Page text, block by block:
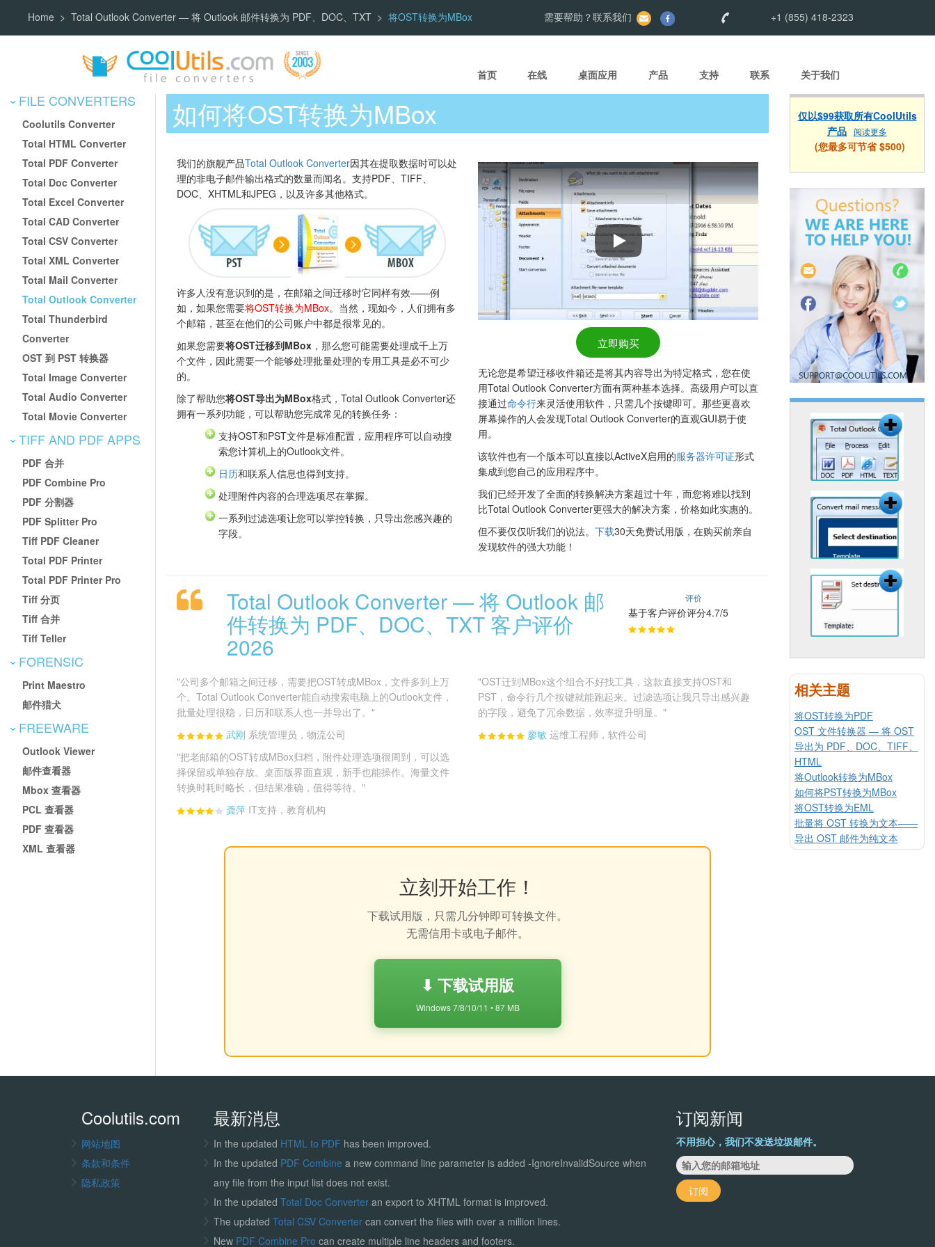
Home Total Outlook Converter — 将 Outlook 邮件转换为 PDF、DOC、TXT 将OST转换为MBox 需要帮助？联系我们 +1 (855) 418-2323
首页 在线 桌面应用 产品 支持 联系 关于我们
FILE CONVERTERS
Coolutils Converter
Total HTML Converter
Total PDF Converter
Total Doc Converter
Total Excel Converter
Total CAD Converter
Total CSV Converter
Total XML Converter
Total Mail Converter
Total Outlook Converter
Total Thunderbird
Converter
OST 到 PST 转换器
Total Image Converter
Total Audio Converter
Total Movie Converter
TIFF AND PDF APPS
PDF 合并
PDF Combine Pro
PDF 分割器
PDF Splitter Pro
Tiff PDF Cleaner
Total PDF Printer
Total PDF Printer Pro
Tiff 分页
Tiff 合并
Tiff Teller
FORENSIC
Print Maestro
邮件猎犬
FREEWARE
Outlook Viewer
邮件查看器
Mbox 查看器
PCL 查看器
PDF 查看器
XML 查看器
如何将OST转换为MBox
我们的旗舰产品Total Outlook Converter因其在提取数据时可以处
理的非电子邮件输出格式的数量而闻名。支持PDF、TIFF、
DOC、XHTML和JPEG，以及许多其他格式。
许多人没有意识到的是，在邮箱之间迁移时它同样有效——例
如，如果您需要将OST转换为MBox。当然，现如今，人们拥有多
个邮箱，甚至在他们的公司账户中都是很常见的。
如果您需要将OST迁移到MBox ，那么您可能需要处理成千上万
个文件，因此需要一个能够处理批量处理的专用工具是必不可少
的。
除了帮助您将OST导出为MBox格式，Total Outlook Converter还
拥有一系列功能，可以帮助您完成常见的转换任务：
支持OST和PST文件是标准配置，应用程序可以自动搜
索您计算机上的Outlook文件。
日历和联系人信息也得到支持。
处理附件内容的合理选项尽在掌握。
一系列过滤选项让您可以掌控转换，只导出您感兴趣的
字段。
如何使用Total Outlook Converter转换电子邮件
立即购买
无论您是希望迁移收件箱还是将其内容导出为特定格式，您在使
用Total Outlook Converter方面有两种基本选择。高级用户可以直
接通过命令行来灵活使用软件，只需几个按键即可。那些更喜欢
屏幕操作的人会发现Total Outlook Converter的直观GUI易于使
用。
该软件也有一个版本可以直接以ActiveX启用的服务器许可证形式
集成到您自己的应用程序中。
我们已经开发了全面的转换解决方案超过十年，而您将难以找到
比Total Outlook Converter更强大的解决方案，价格如此实惠的。
但不要仅仅听我们的说法。 下载30天免费试用版，在购买前亲自
发现软件的强大功能！
Total Outlook Converter — 将 Outlook 邮
件转换为 PDF、DOC、TXT 客户评价
2026
评价
基于客户评价评分4.7/5
"公司多个邮箱之间迁移，需要把OST转成MBox，文件多到上万
个。Total Outlook Converter能自动搜索电脑上的Outlook文件，
批量处理很稳，日历和联系人也一并导出了。"
武刚 系统管理员，物流公司
"OST迁到MBox这个组合不好找工具，这款直接支持OST和
PST，命令行几个按键就能跑起来。过滤选项让我只导出感兴趣
的字段，避免了冗余数据，效率提升明显。"
廖敏 运维工程师，软件公司
"把老邮箱的OST转成MBox归档，附件处理选项很周到，可以选
择保留或单独存放。桌面版界面直观，新手也能操作。海量文件
转换时耗时略长，但结果准确，值得等待。"
龚萍 IT支持，教育机构
立刻开始工作！
下载试用版，只需几分钟即可转换文件。
无需信用卡或电子邮件。
⬇ 下载试用版
Windows 7/8/10/11 • 87 MB
仅以$99获取所有CoolUtils
产品 阅读更多
(您最多可节省 $500)
相关主题
将OST转换为PDF
OST 文件转换器 — 将 OST
导出为 PDF、DOC、TIFF、
HTML
将Outlook转换为MBox
如何将PST转换为MBox
将OST转换为EML
批量将 OST 转换为文本——
导出 OST 邮件为纯文本
Coolutils.com
网站地图
条款和条件
隐私政策
最新消息
In the updated HTML to PDF has been improved.
In the updated PDF Combine a new command line parameter is added -IgnoreInvalidSource when
any file from the input list does not exist.
In the updated Total Doc Converter an export to XHTML format is improved.
The updated Total CSV Converter can convert the files with over a million lines.
New PDF Combine Pro can create multiple line headers and footers.
订阅新闻
不用担心，我们不发送垃圾邮件。
订阅